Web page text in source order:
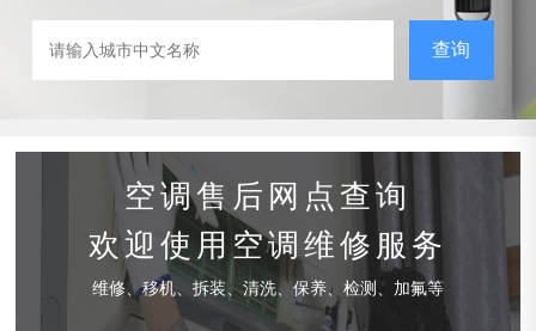
查询
空调售后网点查询
欢迎使用空调维修服务
维修、移机、拆装、清洗、保养、检测、加氟等